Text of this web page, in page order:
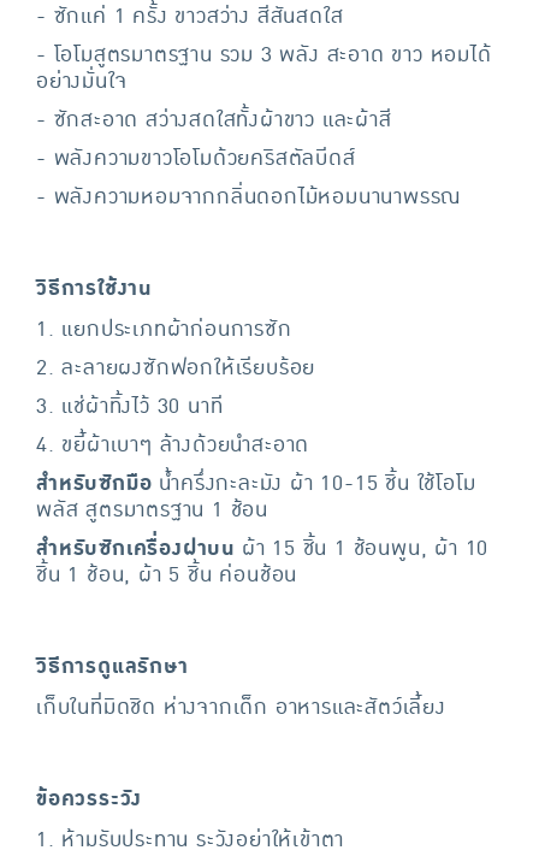
- ซักแค่ 1 ครั้ง ขาวสว่าง สีสันสดใส
- โอโมสูตรมาตรฐาน รวม 3 พลัง สะอาด ขาว หอมได้
อย่างมั่นใจ
- ซักสะอาด สว่างสดใสทั้งผ้าขาว และผ้าสี
- พลังความขาวโอโมด้วยคริสตัลบีดส์
- พลังความหอมจากกลิ่นดอกไม้หอมนานาพรรณ
วิธีการใช้งาน
1. แยกประเภทผ้าก่อนการซัก
2. ละลายผงซักฟอกให้เรียบร้อย
3. แช่ผ้าทิ้งไว้ 30 นาที
4. ขยี้ผ้าเบาๆ ล้างด้วยนำสะอาด
สำหรับซักมือ น้ำครึ่งกะละมัง ผ้า 10-15 ชิ้น ใช้โอโม
พลัส สูตรมาตรฐาน 1 ช้อน
สำหรับซักเครื่องฝาบน ผ้า 15 ชิ้น 1 ช้อนพูน, ผ้า 10
ชิ้น 1 ช้อน, ผ้า 5 ชิ้น ค่อนช้อน
วิธีการดูแลรักษา
เก็บในที่มิดชิด ห่างจากเด็ก อาหารและสัตว์เลี้ยง
ข้อควรระวัง
1. ห้ามรับประทาน ระวังอย่าให้เข้าตา